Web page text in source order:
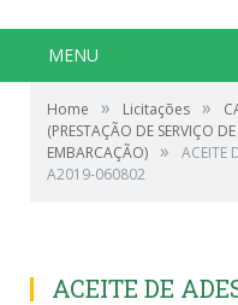
MENU
Home » Licitações »
(PRESTAÇÃO DE SERVIÇO
EMBARCAÇÃO) »
ACEITE
A2019-060802
ACEITE DE